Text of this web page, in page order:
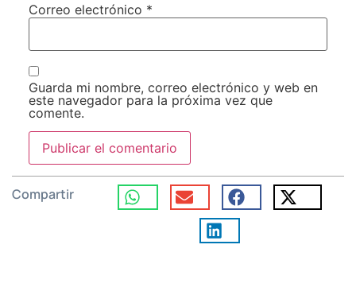
Correo electrónico *
Guarda mi nombre, correo electrónico y web en
este navegador para la próxima vez que
comente.
Compartir